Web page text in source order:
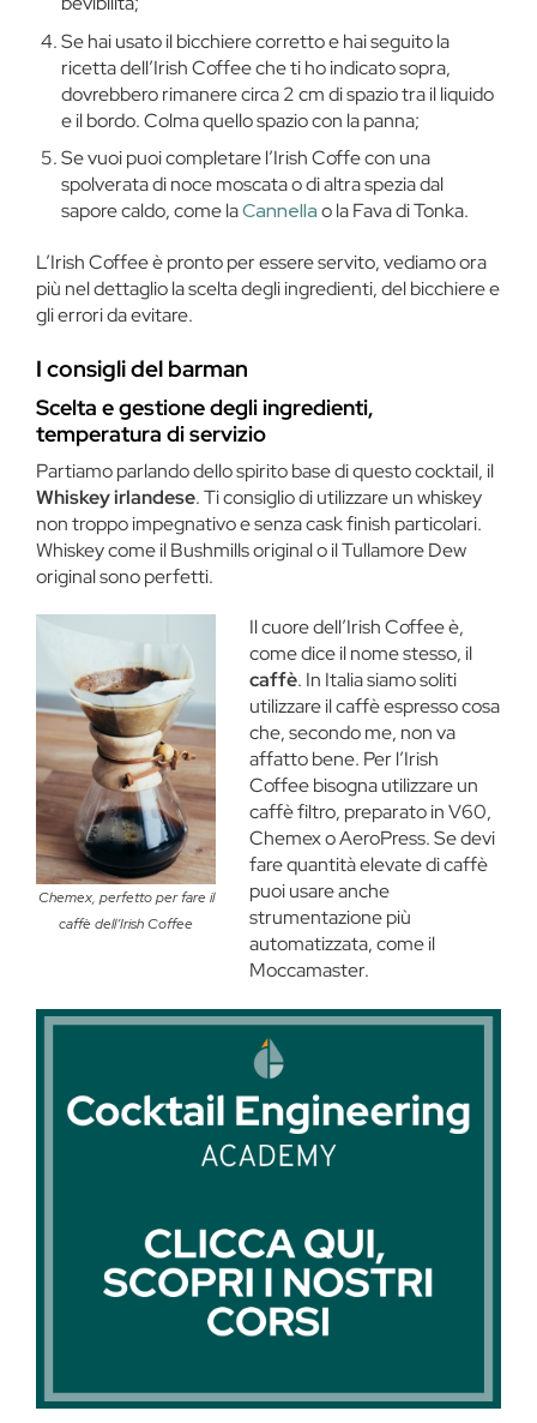
Se hai usato il bicchiere corretto e hai seguito la
ricetta dell’Irish Coffee che ti ho indicato sopra,
dovrebbero rimanere circa 2 cm di spazio tra il liquido
e il bordo. Colma quello spazio con la panna;
Se vuoi puoi completare l’Irish Coffe con una
spolverata di noce moscata o di altra spezia dal
sapore caldo, come laCannellao la Fava di Tonka.
L’Irish Coffee è pronto per essere servito, vediamo ora
più nel dettaglio la scelta degli ingredienti, del bicchiere e
gli errori da evitare.
I consigli del barman
Scelta e gestione degli ingredienti,
temperatura di servizio
Partiamo parlando dello spirito base di questo cocktail, il
Whiskey irlandese. Ti consiglio di utilizzare un whiskey
non troppo impegnativo e senza cask finish particolari.
Whiskey come il Bushmills original o il Tullamore Dew
original sono perfetti.
Chemex, perfetto per fare il
caffè dell’Irish Coffee
Il cuore dell’Irish Coffee è,
come dice il nome stesso, il
caffè. In Italia siamo soliti
utilizzare il caffè espresso cosa
che, secondo me, non va
affatto bene. Per l’Irish
Coffee bisogna utilizzare un
caffè filtro, preparato in V60,
Chemex o AeroPress. Se devi
fare quantità elevate di caffè
puoi usare anche
strumentazione più
automatizzata, come il
Moccamaster.